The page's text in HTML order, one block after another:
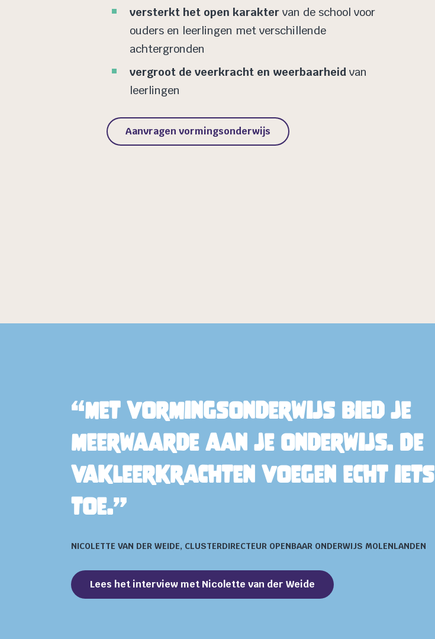
versterkt het open karakter van de school voor
ouders en leerlingen met verschillende
achtergronden
vergroot de veerkracht en weerbaarheid van
leerlingen
Aanvragen vormingsonderwijs
Met vormingsonderwijs bied je
meerwaarde aan je onderwijs. De
vakleerkrachten voegen echt iets
toe.
NICOLETTE VAN DER WEIDE, CLUSTERDIRECTEUR OPENBAAR ONDERWIJS MOLENLANDEN
Lees het interview met Nicolette van der Weide